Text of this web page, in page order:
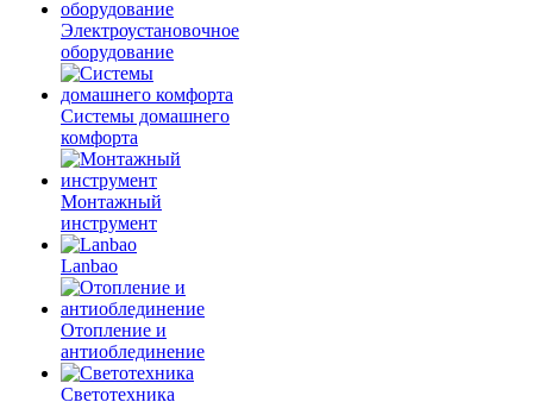
Электроустановочное
оборудование
Системы домашнего
комфорта
Монтажный
инструмент
Lanbao
Отопление и
антиоблединение
Светотехника